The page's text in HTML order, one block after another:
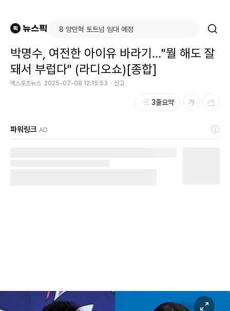
박명수, 여전한 아이유 바라기…"뭘 해도 잘
돼서 부럽다" (라디오쇼)[종합]
엑스포츠뉴스 2025-07-08 12:15:53 신고
3줄요약
파워링크 AD